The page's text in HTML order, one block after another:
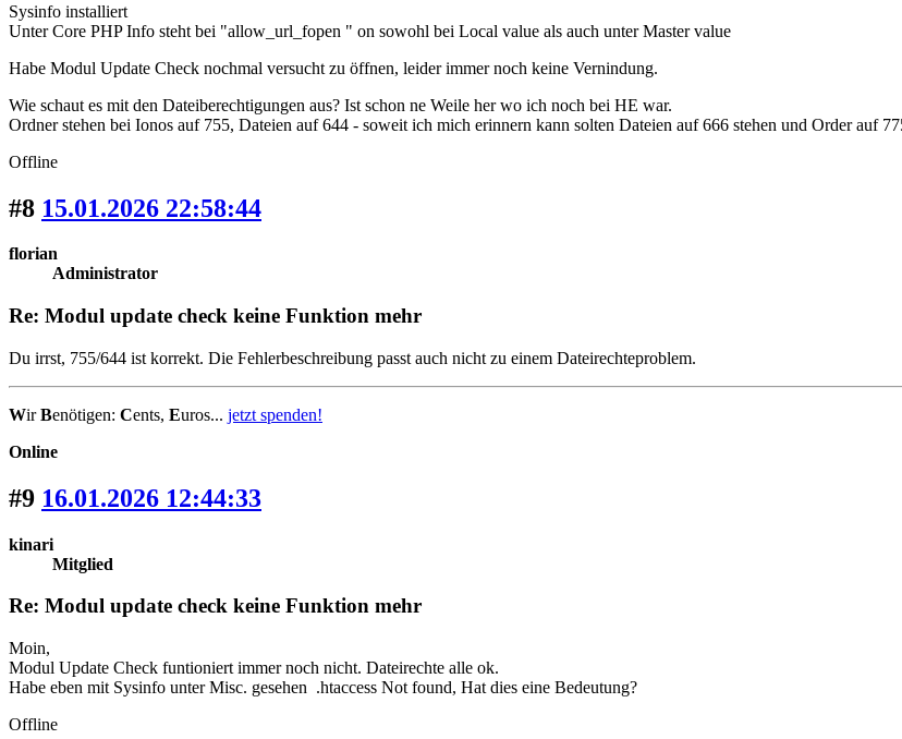
Sysinfo installiert
Unter Core PHP Info steht bei "allow_url_fopen " on sowohl bei Local value als auch unter Master value
Habe Modul Update Check nochmal versucht zu öffnen, leider immer noch keine Vernindung.
Wie schaut es mit den Dateiberechtigungen aus? Ist schon ne Weile her wo ich noch bei HE war.
Ordner stehen bei Ionos auf 755, Dateien auf 644 - soweit ich mich erinnern kann solten Dateien auf 666 stehen und Order auf
Offline
#8 15.01.2026 22:58:44
florian
Administrator
Re: Modul update check keine Funktion mehr
Du irrst, 755/644 ist korrekt. Die Fehlerbeschreibung passt auch nicht zu einem Dateirechteproblem.
WirBenötigen: Cents, Euros... jetzt spenden!
Online
#9 16.01.2026 12:44:33
kinari
Mitglied
Re: Modul update check keine Funktion mehr
Moin,
Modul Update Check funtioniert immer noch nicht. Dateirechte alle ok.
Habe eben mit Sysinfo unter Misc. gesehen .htaccess Not found, Hat dies eine Bedeutung?
Offline